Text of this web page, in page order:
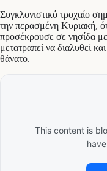
Συγκλονιστικό τροχαίο
την περασμένη Κυριακή,
προσέκρουσε σε νησίδα
μετατραπεί να διαλυθεί
θάνατο.
This content is